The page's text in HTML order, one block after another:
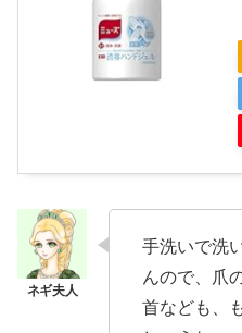
手洗いで洗
んので、爪
首なども、